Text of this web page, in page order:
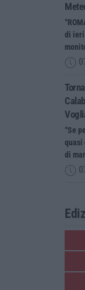
di ieri
“Se
quasi
di